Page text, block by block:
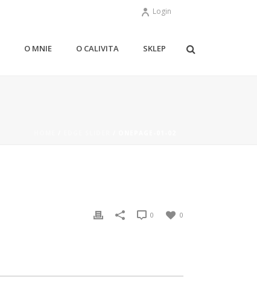
Login
O MNIE O CALIVITA SKLEP
0
0